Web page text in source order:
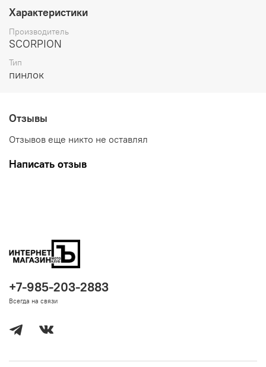
Характеристики
Производитель
SCORPION
Тип
пинлок
Отзывы
Отзывов еще никто не оставлял
Написать отзыв
+7-985-203-2883
Всегда на связи